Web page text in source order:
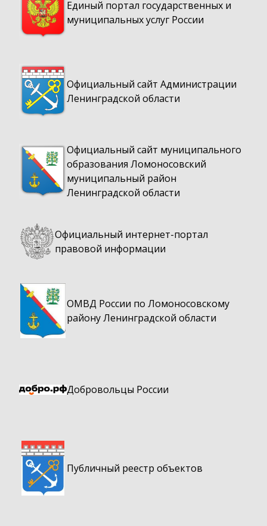
Единый портал государственных и
муниципальных услуг России
Официальный сайт Администрации
Ленинградской области
Официальный сайт муниципального
образования Ломоносовский
муниципальный район
Ленинградской области
Официальный интернет-портал
правовой информации
ОМВД России по Ломоносовскому
району Ленинградской области
Добровольцы России
Публичный реестр объектов